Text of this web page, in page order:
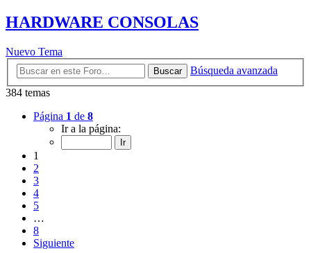
HARDWARE CONSOLAS
Nuevo Tema
Buscar
Búsqueda avanzada
384 temas
Página 1 de 8
Ir a la página:
1
2
3
4
5
…
8
Siguiente